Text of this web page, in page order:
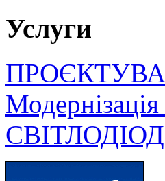
Услуги
Модернізація